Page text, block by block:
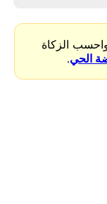
الزكاة
الحي.